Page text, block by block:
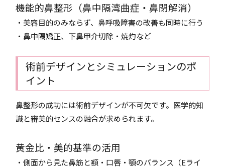
機能的鼻整形（鼻中隔湾曲症・鼻閉解消）
・美容目的のみならず、鼻呼吸障害の改善も同時に行う
・鼻中隔矯正、下鼻甲介切除・焼灼など
術前デザインとシミュレーションのポ
イント
鼻整形の成功には術前デザインが不可欠です。医学的知
識と審美的センスの融合が求められます。
黄金比・美的基準の活用
・側面から見た鼻筋と額・口唇・顎のバランス（Eライ